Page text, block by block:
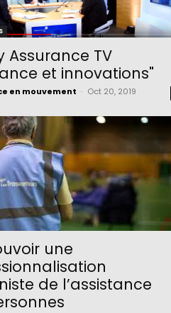
Assurance TV
et innovations"
en mouvement Oct 20, 2019
une
de l’assistance